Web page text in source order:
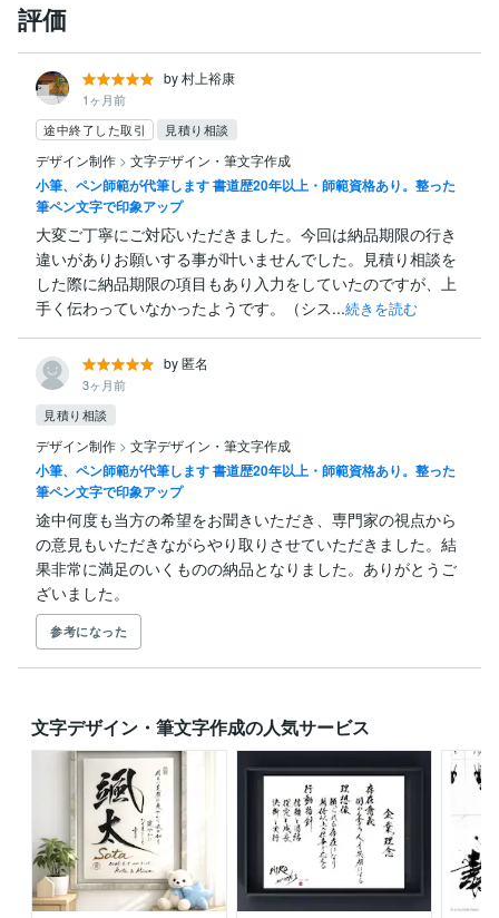
評価
by 村上裕康
1ヶ月前
途中終了した取引
見積り相談
デザイン制作 > 文字デザイン・筆文字作成
小筆、ペン師範が代筆します 書道歴20年以上・師範資格あり。整った
筆ペン文字で印象アップ
大変ご丁寧にご対応いただきました。今回は納品期限の行き
違いがありお願いする事が叶いませんでした。見積り相談を
した際に納品期限の項目もあり入力をしていたのですが、上
手く伝わっていなかったようです。（シス...続きを読む
by 匿名
3ヶ月前
見積り相談
デザイン制作 > 文字デザイン・筆文字作成
小筆、ペン師範が代筆します 書道歴20年以上・師範資格あり。整った
筆ペン文字で印象アップ
途中何度も当方の希望をお聞きいただき、専門家の視点から
の意見もいただきながらやり取りさせていただきました。結
果非常に満足のいくものの納品となりました。ありがとうご
ざいました。
参考になった
文字デザイン・筆文字作成の人気サービス